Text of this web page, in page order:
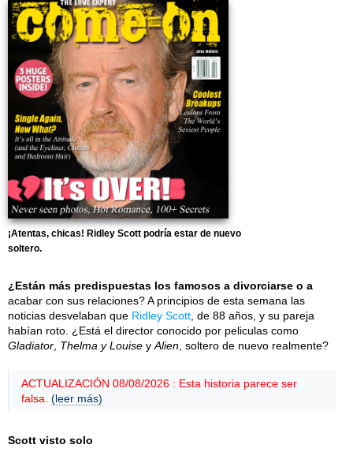
¡Atentas, chicas! Ridley Scott podría estar de nuevo
soltero.
¿Están más predispuestas los famosos a divorciarse o a
acabar con sus relaciones? A principios de esta semana las
noticias desvelaban que Ridley Scott , de 88 años, y su pareja
habían roto. ¿Está el director conocido por peliculas como
Gladiator Thelma y Louise y Alien , soltero de nuevo realmente?
ACTUALIZACIÓN 08/08/2026 : Esta historia parece ser
falsa. (leer más)
Scott visto solo